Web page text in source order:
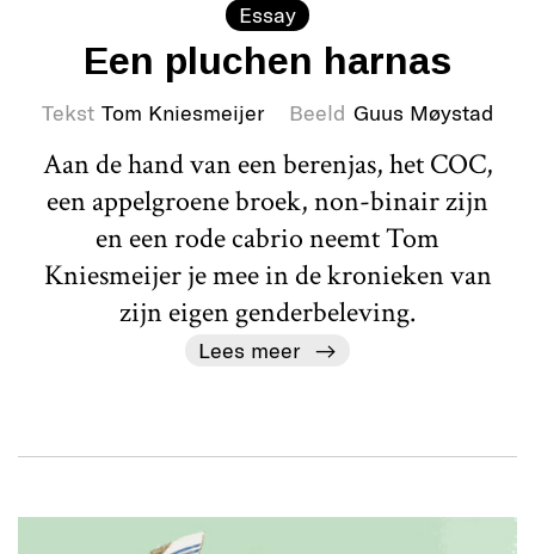
Essay
Een pluchen harnas
Tekst Tom Kniesmeijer Beeld Guus Møystad
Aan de hand van een berenjas, het COC,
een appelgroene broek, non-binair zijn
en een rode cabrio neemt Tom
Kniesmeijer je mee in de kronieken van
zijn eigen genderbeleving.
Lees meer